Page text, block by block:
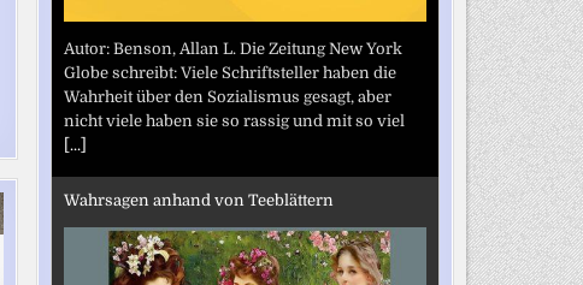
Autor: Benson, Allan L. Die Zeitung New York
Globe schreibt: Viele Schriftsteller haben die
Wahrheit über den Sozialismus gesagt, aber
nicht viele haben sie so rassig und mit so viel
[...]
Wahrsagen anhand von Teeblättern